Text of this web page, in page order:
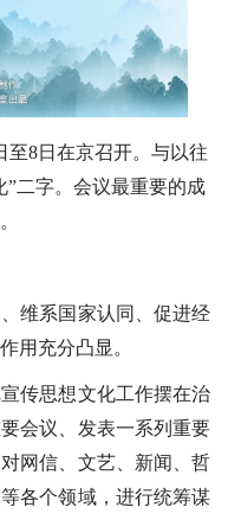
至8日在京召开。与以往
”二字。会议最重要的成
维系国家认同、促进经
用充分凸显。
传思想文化工作摆在治
会议、发表一系列重要
网信、文艺、新闻、哲
各个领域，进行统筹谋